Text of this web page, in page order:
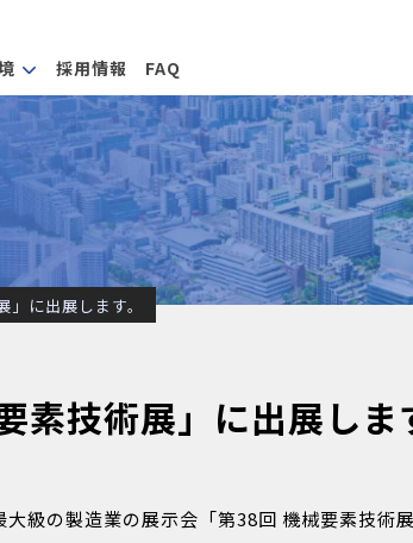
採用情報 FAQ
に出展します。
素技術展」に出展しま
級の製造業の展示会「第38回 機械要素技術